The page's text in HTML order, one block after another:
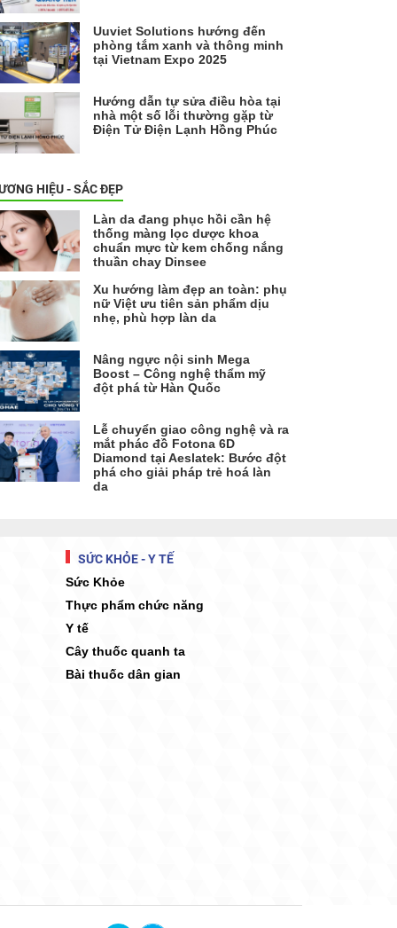
Uuviet Solutions hướng đến
phòng tắm xanh và thông minh
tại Vietnam Expo 2025
Hướng dẫn tự sửa điều hòa tại
nhà một số lỗi thường gặp từ
Điện Tử Điện Lạnh Hồng Phúc
HIỆU - SẮC ĐẸP
Làn da đang phục hồi cần hệ
thống màng lọc dược khoa
chuẩn mực từ kem chống nắng
thuần chay Dinsee
Xu hướng làm đẹp an toàn: phụ
nữ Việt ưu tiên sản phẩm dịu
nhẹ, phù hợp làn da
Nâng ngực nội sinh Mega
Boost – Công nghệ thẩm mỹ
đột phá từ Hàn Quốc
Lễ chuyển giao công nghệ và ra
mắt phác đồ Fotona 6D
Diamond tại Aeslatek: Bước đột
phá cho giải pháp trẻ hoá làn
da
SỨC KHỎE - Y TẾ
Sức Khỏe
Thực phẩm chức năng
Y tế
Cây thuốc quanh ta
Bài thuốc dân gian